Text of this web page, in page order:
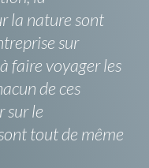
la nature sont
sur
faire voyager les
de ces
sur le
tout de même